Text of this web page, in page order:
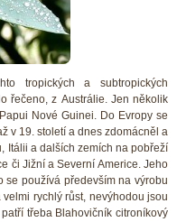
tropických a subtropických
řečeno, z Austrálie. Jen několik
Nové Guinei. Do Evropy se
v 19. století a dnes zdomácněl a
Itálii a dalších zemích na pobřeží
či Jižní a Severní Americe. Jeho
se používá především na výrobu
rychlý růst, nevýhodou jsou
třeba Blahovičník citroníkový